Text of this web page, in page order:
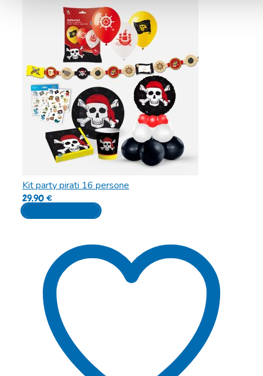
Kit party pirati 16 persone
29,90€
Aggiungi al carrello